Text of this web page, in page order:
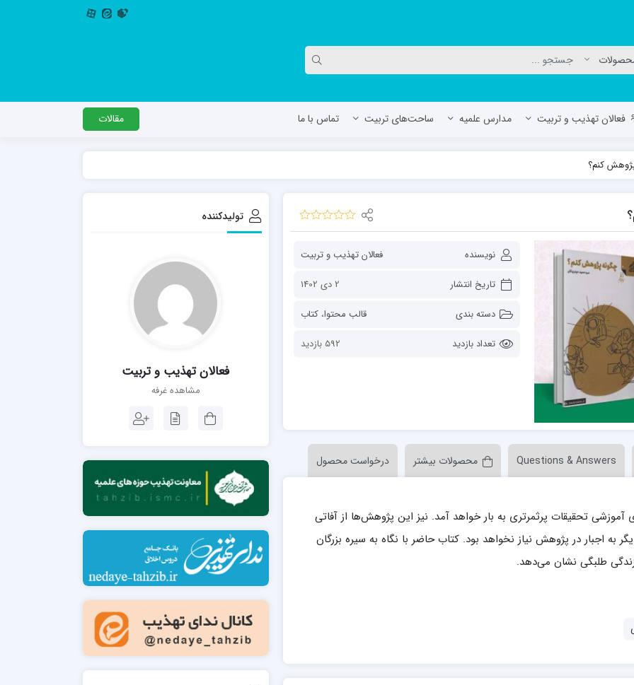
فعالان تهذیب و تربیت مدارس علمیه
جعفریه
مدرسه علمیه المهدی (عج)/ آران و بیدگل
حوزه علمیه سفیران هدایت رهنان
مدرسه آیت الله العظمی گلپایگانی ره
مدرسه اباصالح المهدی عج
مدرسه امام جعفر صادق علیه السلام ساوجبلاغ
مدرسه علمیه امام حسن مجتبی(ع) چهارباغ
عسکری علیه السلام
مدرسه فقهی تخصصی امام رضا علیه السلام
مدرسه امام کاظم علیه السلام
فخریه/ راور
امام خمینی ره/ رفسنجان
پیامبر اعظم/ رودبار جنوب
اهل بیت علیهم‌السلام/ قلعه گنج
ولایت (امامیه)
مدرسه آخوند (ره) همدان
ساحت‌های تربیت تماس با ما مقالات
نویسنده
فعالان تهذیب و تربیت
تاریخ انتشار
2 دی 1402
دسته بندی
قالب محتوا،کتاب
تعداد بازدید
592 بازدید
Questions & Answers محصولات بیشتر درخواست محصول
آموزشی تحقیقات پرثمرتری به بار خواهد آمد. نیز این پژوهش‌ها از آفاتی
اجبار در پژوهش نیاز نخواهد بود. کتاب حاضر با نگاه به سیره بزرگان
طلبگی نشان می‌دهد.
تولیدکننده
فعالان تهذیب و تربیت
مشاهده غرفه